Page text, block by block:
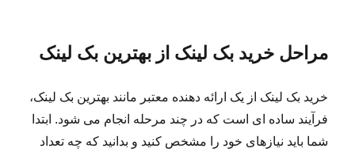
مراحل خرید بک لینک از بهترین بک لینک
خرید بک لینک از یک ارائه دهنده معتبر مانند بهترین بک لینک،
فرآیند ساده ای است که در چند مرحله انجام می شود. ابتدا
شما باید نیازهای خود را مشخص کنید و بدانید که چه تعداد